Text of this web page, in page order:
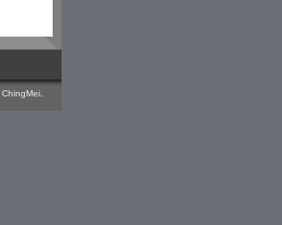
ChingMei.